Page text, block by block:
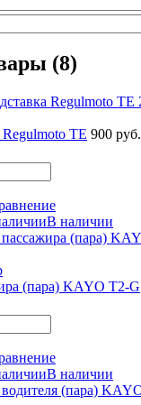
(8)
Regulmoto TE 900 руб.
В наличии
(пара) KAYO T2-G
В наличии